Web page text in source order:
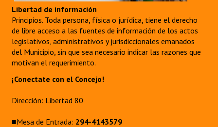
Libertad de información
Principios. Toda persona, física o jurídica, tiene el derecho
de libre acceso a las fuentes de información de los actos
legislativos, administrativos y jurisdiccionales emanados
del Municipio, sin que sea necesario indicar las razones que
motivan el requerimiento.
¡Conectate con el Concejo!
Dirección: Libertad 80
■Mesa de Entrada: 294-4143579